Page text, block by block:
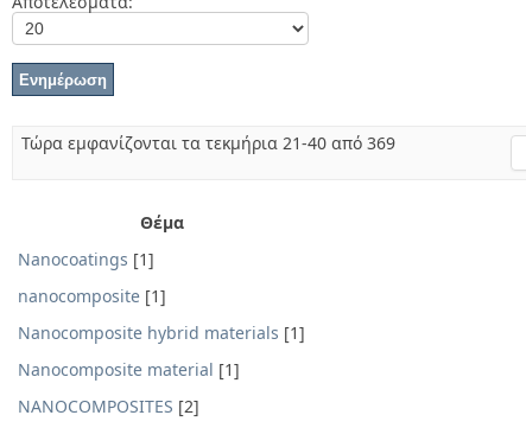
Τώρα εμφανίζονται τα τεκμήρια 21-40 από 369
Θέμα
Nanocoatings [1]
nanocomposite [1]
Nanocomposite hybrid materials [1]
Nanocomposite material [1]
NANOCOMPOSITES [2]